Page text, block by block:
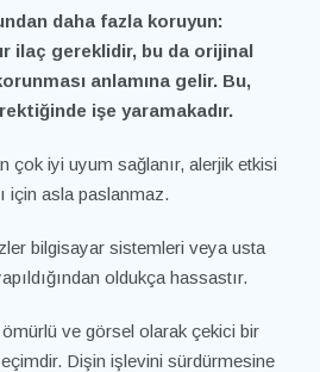
daha fazla koruyun:
ilaç gereklidir, bu da orijinal
anlamına gelir. Bu,
işe yaramakadır.
çok iyi uyum sağlanır, alerjik etkisi
için asla paslanmaz.
bilgisayar sistemleri veya usta
oldukça hassastır.
ve görsel olarak çekici bir
Dişin işlevini sürdürmesine